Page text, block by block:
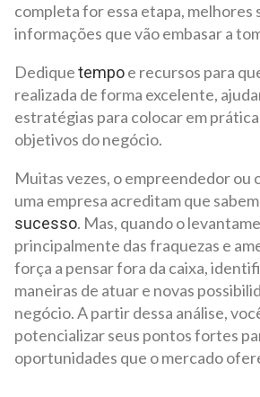
completa for essa etapa, melhores
informações que vão embasar a
Dediquetempoe recursos para
realizada de forma excelente,
estratégias para colocar em
objetivos do negócio.
Muitas vezes, o empreendedor ou
uma empresa acreditam que
sucesso. Mas, quando o
principalmente das fraquezas e
força a pensar fora da caixa,
maneiras de atuar e novas
negócio. A partir dessa análise,
potencializar seus pontos fortes
oportunidades que o mercado